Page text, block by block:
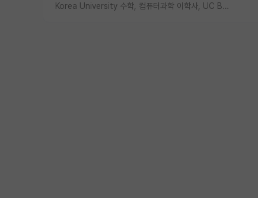
Korea University 수학, 컴퓨터과학 이학사, UC Berkeley 산업공학 대학원 공학박사가 되는 것은 쉽지 않겠죠?